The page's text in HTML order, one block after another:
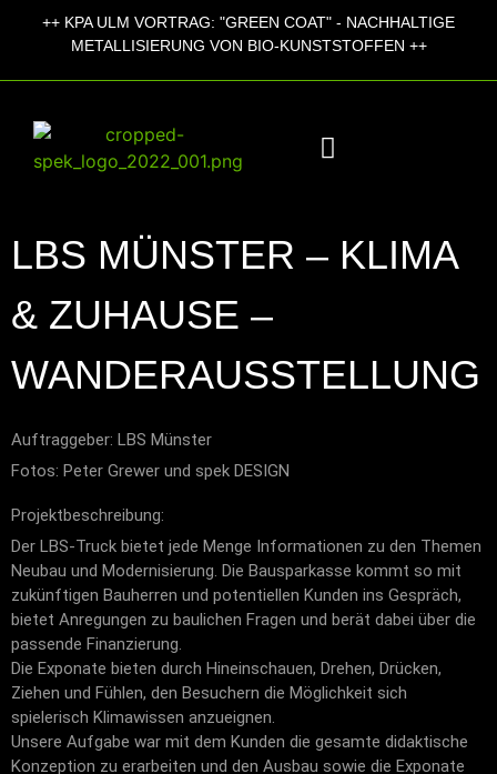
++ KPA ULM VORTRAG: "GREEN COAT" - NACHHALTIGE
METALLISIERUNG VON BIO-KUNSTSTOFFEN ++
LBS MÜNSTER – KLIMA
& ZUHAUSE –
WANDERAUSSTELLUNG
Auftraggeber: LBS Münster
Fotos: Peter Grewer und spek DESIGN
Projektbeschreibung:
Der LBS-Truck bietet jede Menge Informationen zu den Themen
Neubau und Modernisierung. Die Bausparkasse kommt so mit
zukünftigen Bauherren und potentiellen Kunden ins Gespräch,
bietet Anregungen zu baulichen Fragen und berät dabei über die
passende Finanzierung.
Die Exponate bieten durch Hineinschauen, Drehen, Drücken,
Ziehen und Fühlen, den Besuchern die Möglichkeit sich
spielerisch Klimawissen anzueignen.
Unsere Aufgabe war mit dem Kunden die gesamte didaktische
Konzeption zu erarbeiten und den Ausbau sowie die Exponate